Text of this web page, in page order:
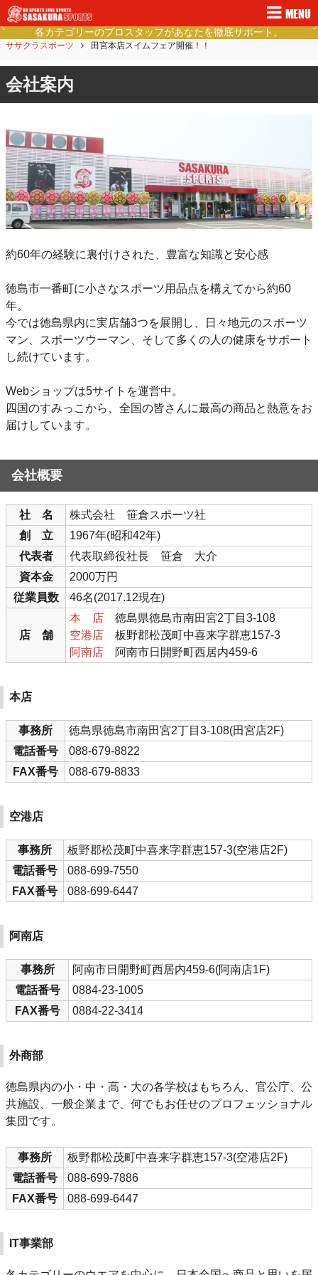
MENU
徳島県民の健康的なライフスタイルをご提案。
Previous
ササクラスポーツ 田宮本店スイムフェア開催！！
会社案内
約60年の経験に裏付けされた、豊富な知識と安心感
徳島市一番町に小さなスポーツ用品点を構えてから約60
年。
今では徳島県内に実店舗3つを展開し、日々地元のスポーツ
マン、スポーツウーマン、そして多くの人の健康をサポート
し続けています。
Webショップは5サイトを運営中。
四国のすみっこから、全国の皆さんに最高の商品と熱意をお
届けしています。
会社概要
社 名
株式会社 笹倉スポーツ社
創 立
1967年(昭和42年)
代表者
代表取締役社長 笹倉 大介
資本金
2000万円
従業員数
46名(2017.12現在)
店 舗
本 店 徳島県徳島市南田宮2丁目3-108
空港店 板野郡松茂町中喜来字群恵157-3
阿南店 阿南市日開野町西居内459-6
本店
事務所
徳島県徳島市南田宮2丁目3-108(田宮店2F)
電話番号
088-679-8822
FAX番号
088-679-8833
空港店
事務所
板野郡松茂町中喜来字群恵157-3(空港店2F)
電話番号
088-699-7550
FAX番号
088-699-6447
阿南店
事務所
阿南市日開野町西居内459-6(阿南店1F)
電話番号
0884-23-1005
FAX番号
0884-22-3414
外商部
徳島県内の小・中・高・大の各学校はもちろん、官公庁、公
共施設、一般企業まで、何でもお任せのプロフェッショナル
集団です。
事務所
板野郡松茂町中喜来字群恵157-3(空港店2F)
電話番号
088-699-7886
FAX番号
088-699-6447
IT事業部